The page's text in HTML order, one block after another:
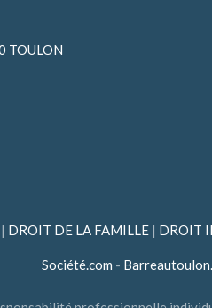
TOULON
| DROIT DE LA FAMILLE | DROIT
Société.com -